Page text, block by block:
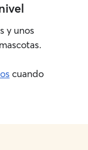
y unos
cuando